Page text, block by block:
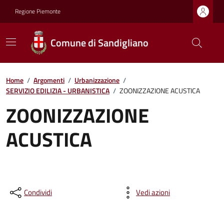
Regione Piemonte
Comune di Sandigliano
Home / Argomenti / Urbanizzazione /
SERVIZIO EDILIZIA - URBANISTICA / ZOONIZZAZIONE ACUSTICA
ZOONIZZAZIONE
ACUSTICA
Condividi Vedi azioni